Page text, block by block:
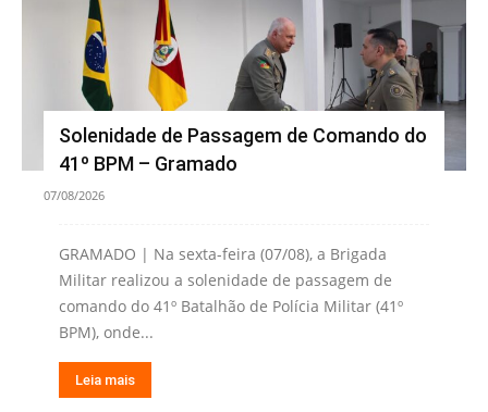
Solenidade de Passagem de Comando do
41º BPM – Gramado
07/08/2026
GRAMADO | Na sexta-feira (07/08), a Brigada
Militar realizou a solenidade de passagem de
comando do 41º Batalhão de Polícia Militar (41º
BPM), onde...
Leia mais